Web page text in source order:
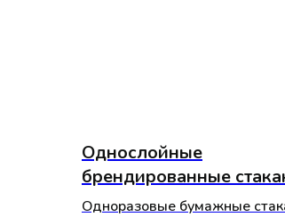
Однослойные
брендированные
Одноразовые бумажные